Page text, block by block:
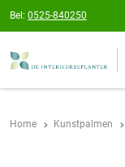
Bel: 0525-840250
Home Kunstpalmen